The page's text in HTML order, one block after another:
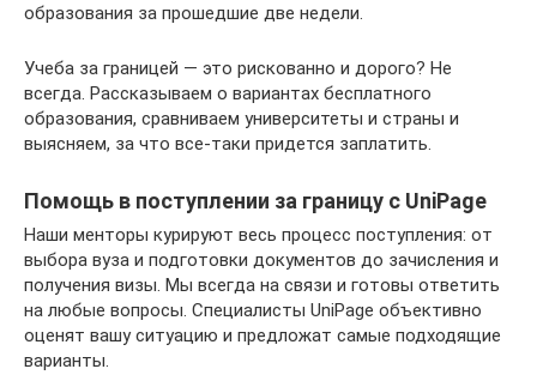
образования за прошедшие две недели.
Учеба за границей — это рискованно и дорого? Не
всегда. Рассказываем о вариантах бесплатного
образования, сравниваем университеты и страны и
выясняем, за что все-таки придется заплатить.
Помощь в поступлении за границу с UniPage
Наши менторы курируют весь процесс поступления: от
выбора вуза и подготовки документов до зачисления и
получения визы. Мы всегда на связи и готовы ответить
на любые вопросы. Специалисты UniPage объективно
оценят вашу ситуацию и предложат самые подходящие
варианты.